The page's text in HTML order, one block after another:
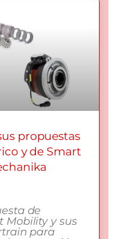
propuestas
y de Smart
de
Mobility y sus
para